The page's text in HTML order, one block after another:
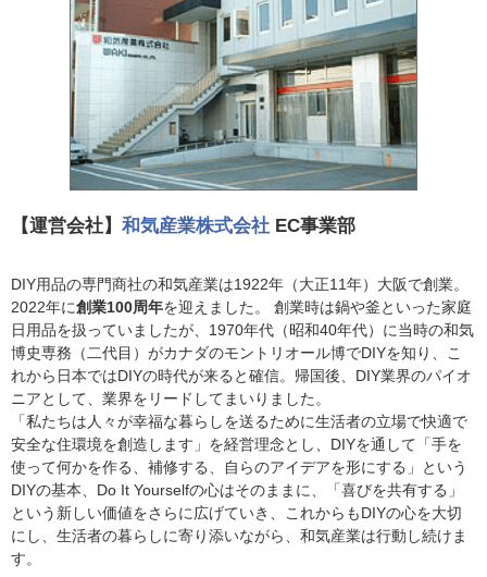
【運営会社】 和気産業株式会社 EC事業部
DIY用品の専門商社の和気産業は1922年（大正11年）大阪で創業。
2022年に創業100周年を迎えました。 創業時は鍋や釜といった家庭
日用品を扱っていましたが、1970年代（昭和40年代）に当時の和気
博史専務（二代目）がカナダのモントリオール博でDIYを知り、こ
れから日本ではDIYの時代が来ると確信。帰国後、DIY業界のパイオ
ニアとして、業界をリードしてまいりました。
「私たちは人々が幸福な暮らしを送るために生活者の立場で快適で
安全な住環境を創造します」を経営理念とし、DIYを通して「手を
使って何かを作る、補修する、自らのアイデアを形にする」という
DIYの基本、Do It Yourselfの心はそのままに、「喜びを共有する」
という新しい価値をさらに広げていき、これからもDIYの心を大切
にし、生活者の暮らしに寄り添いながら、和気産業は行動し続けま
す。